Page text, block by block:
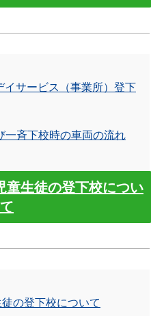
イサービス（事業所）登下
一斉下校時の車両の流れ
童生徒の登下校につい
て
の登下校について